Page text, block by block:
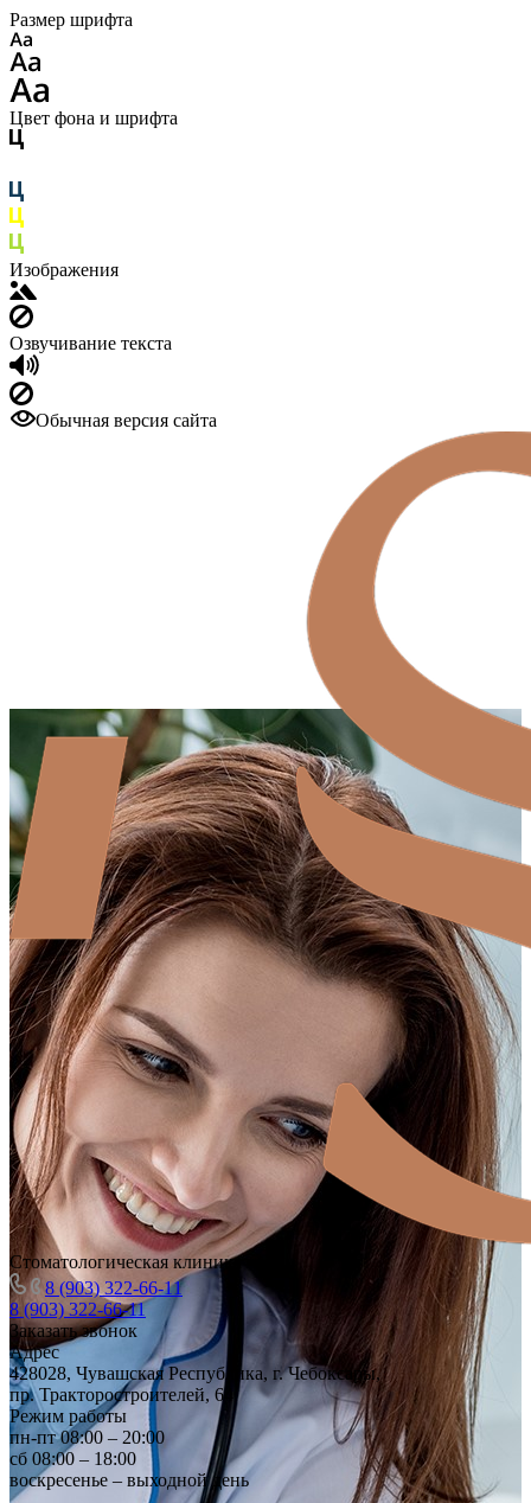
Размер шрифта
Цвет фона и шрифта
Изображения
Озвучивание текста
Обычная версия сайта
Стоматологическая клиника
8 (903) 322-66-11
8 (903) 322-66-11
Заказать звонок
Адрес
428028, Чувашская Республика, г. Чебоксары,
пр. Тракторостроителей, 64
Режим работы
пн-пт 08:00 – 20:00
сб 08:00 – 18:00
воскресенье – выходной день